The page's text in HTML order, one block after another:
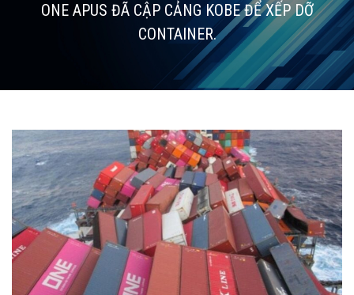
ONE APUS ĐÃ CẬP CẢNG KOBE ĐỂ XẾP DỠ
CONTAINER.